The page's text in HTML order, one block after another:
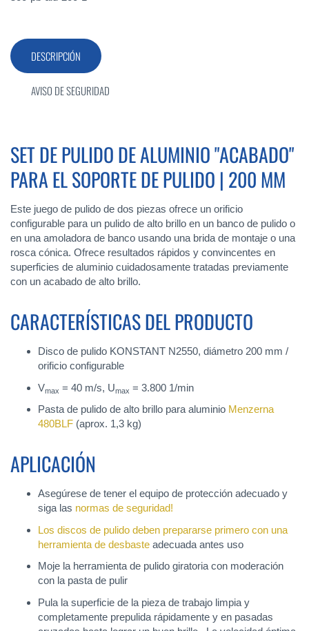
DESCRIPCIÓN
SET DE PULIDO DE ALUMINIO "ACABADO"
PARA EL SOPORTE DE PULIDO | 200 MM
Este juego de pulido de dos piezas ofrece un orificio
configurable para un pulido de alto brillo en un banco de pulido o
en una amoladora de banco usando una brida de montaje o una
rosca cónica. Ofrece resultados rápidos y convincentes en
superficies de aluminio cuidadosamente tratadas previamente
con un acabado de alto brillo.
CARACTERÍSTICAS DEL PRODUCTO
Disco de pulido KONSTANT N2550, diámetro 200 mm /
orificio configurable
Vmax = 40 m/s, Umax = 3.800 1/min
Pasta de pulido de alto brillo para aluminio Menzerna
480BLF (aprox. 1,3 kg)
APLICACIÓN
Asegúrese de tener el equipo de protección adecuado y
siga las normas de seguridad!
Los discos de pulido deben prepararse primero con una
herramienta de desbaste adecuada antes uso
Moje la herramienta de pulido giratoria con moderación
con la pasta de pulir
Pula la superficie de la pieza de trabajo limpia y
completamente prepulida rápidamente y en pasadas
AVISO DE SEGURIDAD